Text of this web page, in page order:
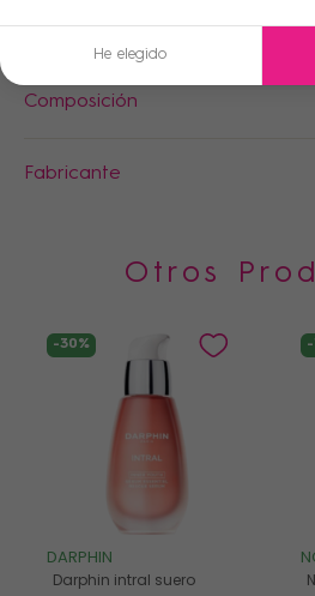
Condiciones de uso
Composición
Fabricante
Otros
-30%
DARPHIN
Darphin intral suero
-
He elegido